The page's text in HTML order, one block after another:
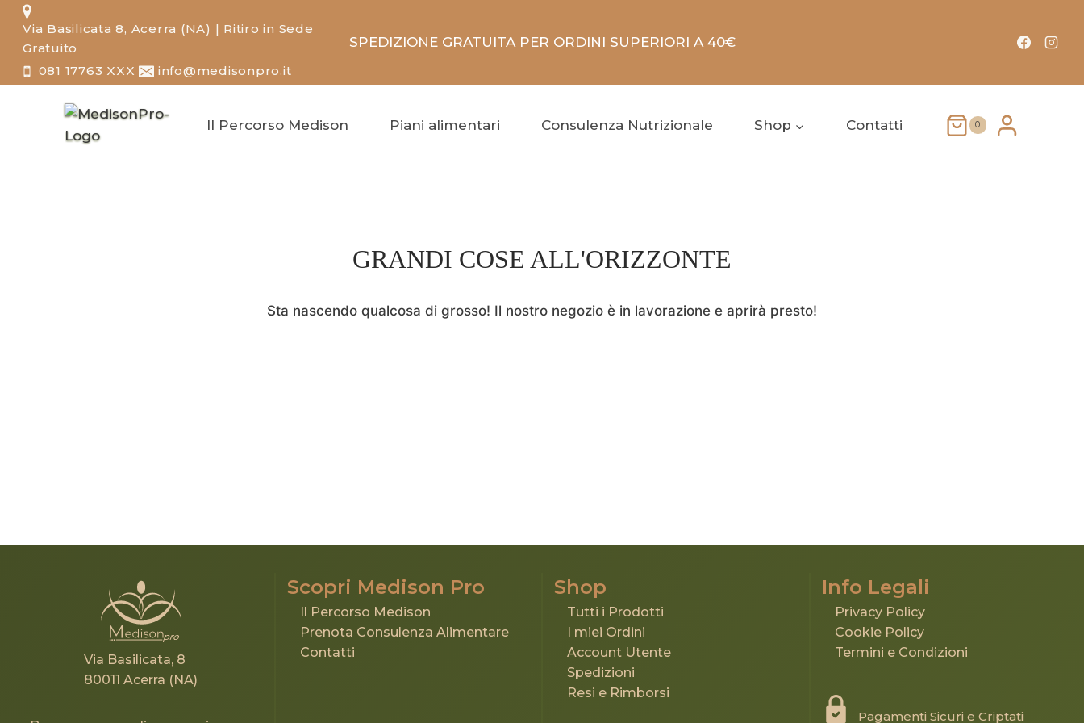
Salta
contenuto
Via Basilicata 8, Acerra (NA) | Ritiro in Sede
Gratuito
081 17763 XXX
info@medisonpro.it
SPEDIZIONE GRATUITA PER ORDINI SUPERIORI A 40€
Il Percorso Medison Piani alimentari Consulenza Nutrizionale Shop Contatti 0
GRANDI COSE ALL'ORIZZONTE
Sta nascendo qualcosa di grosso! Il nostro negozio è in lavorazione e aprirà presto!
Via Basilicata, 8
80011 Acerra (NA)
Scopri Medison Pro
Il Percorso Medison
Prenota Consulenza Alimentare
Contatti
Shop
Tutti i Prodotti
I miei Ordini
Account Utente
Spedizioni
Resi e Rimborsi
Info Legali
Privacy Policy
Cookie Policy
Termini e Condizioni
Pagamenti Sicuri e Criptati